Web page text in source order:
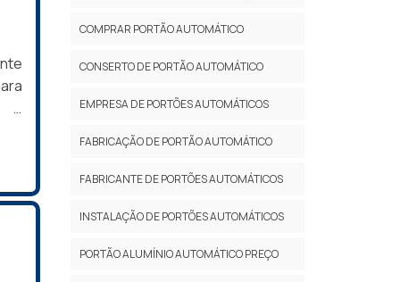
de
de
e
e
COMPRAR PORTÃO AUTOMÁTICO
CONSERTO DE PORTÃO AUTOMÁTICO
EMPRESA DE PORTÕES AUTOMÁTICOS
FABRICAÇÃO DE PORTÃO AUTOMÁTICO
FABRICANTE DE PORTÕES AUTOMÁTICOS
INSTALAÇÃO DE PORTÕES AUTOMÁTICOS
PORTÃO ALUMÍNIO AUTOMÁTICO PREÇO